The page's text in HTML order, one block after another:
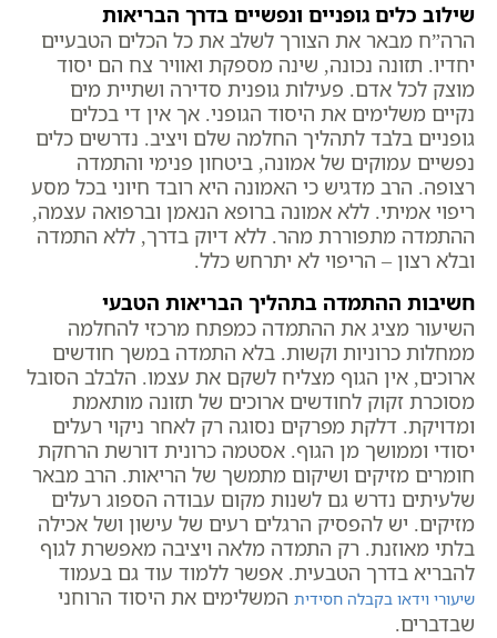
שילוב כלים גופניים ונפשיים בדרך הבריאות
הרה”ח מבאר את הצורך לשלב את כל הכלים הטבעיים
יחדיו. תזונה נכונה, שינה מספקת ואוויר צח הם יסוד
מוצק לכל אדם. פעילות גופנית סדירה ושתיית מים
נקיים משלימים את היסוד הגופני. אך אין די בכלים
גופניים בלבד לתהליך החלמה שלם ויציב. נדרשים כלים
נפשיים עמוקים של אמונה, ביטחון פנימי והתמדה
רצופה. הרב מדגיש כי האמונה היא רובד חיוני בכל מסע
ריפוי אמיתי. ללא אמונה ברופא הנאמן וברפואה עצמה,
ההתמדה מתפוררת מהר. ללא דיוק בדרך, ללא התמדה
ובלא רצון – הריפוי לא יתרחש כלל.
חשיבות ההתמדה בתהליך הבריאות הטבעי
השיעור מציג את ההתמדה כמפתח מרכזי להחלמה
ממחלות כרוניות וקשות. בלא התמדה במשך חודשים
ארוכים, אין הגוף מצליח לשקם את עצמו. הלבלב הסובל
מסוכרת זקוק לחודשים ארוכים של תזונה מותאמת
ומדויקת. דלקת מפרקים נסוגה רק לאחר ניקוי רעלים
יסודי וממושך מן הגוף. אסטמה כרונית דורשת הרחקת
חומרים מזיקים ושיקום מתמשך של הריאות. הרב מבאר
שלעיתים נדרש גם לשנות מקום עבודה הספוג רעלים
מזיקים. יש להפסיק הרגלים רעים של עישון ושל אכילה
בלתי מאוזנת. רק התמדה מלאה ויציבה מאפשרת לגוף
להבריא בדרך הטבעית. אפשר ללמוד עוד גם בעמוד
שיעורי וידאו בקבלה חסידית המשלימים את היסוד הרוחני
שבדברים.